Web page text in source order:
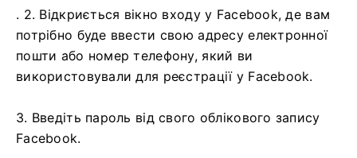
. 2. Відкриється вікно входу у Facebook, де вам
потрібно буде ввести свою адресу електронної
пошти або номер телефону, який ви
використовували для реєстрації у Facebook.
3. Введіть пароль від свого облікового запису
Facebook.